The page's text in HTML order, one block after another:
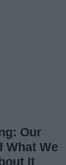
Our
What We
It